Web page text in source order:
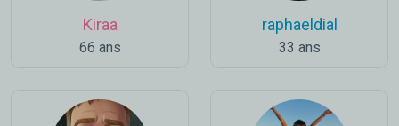
Kiraa
66 ans
raphaeldial
33 ans